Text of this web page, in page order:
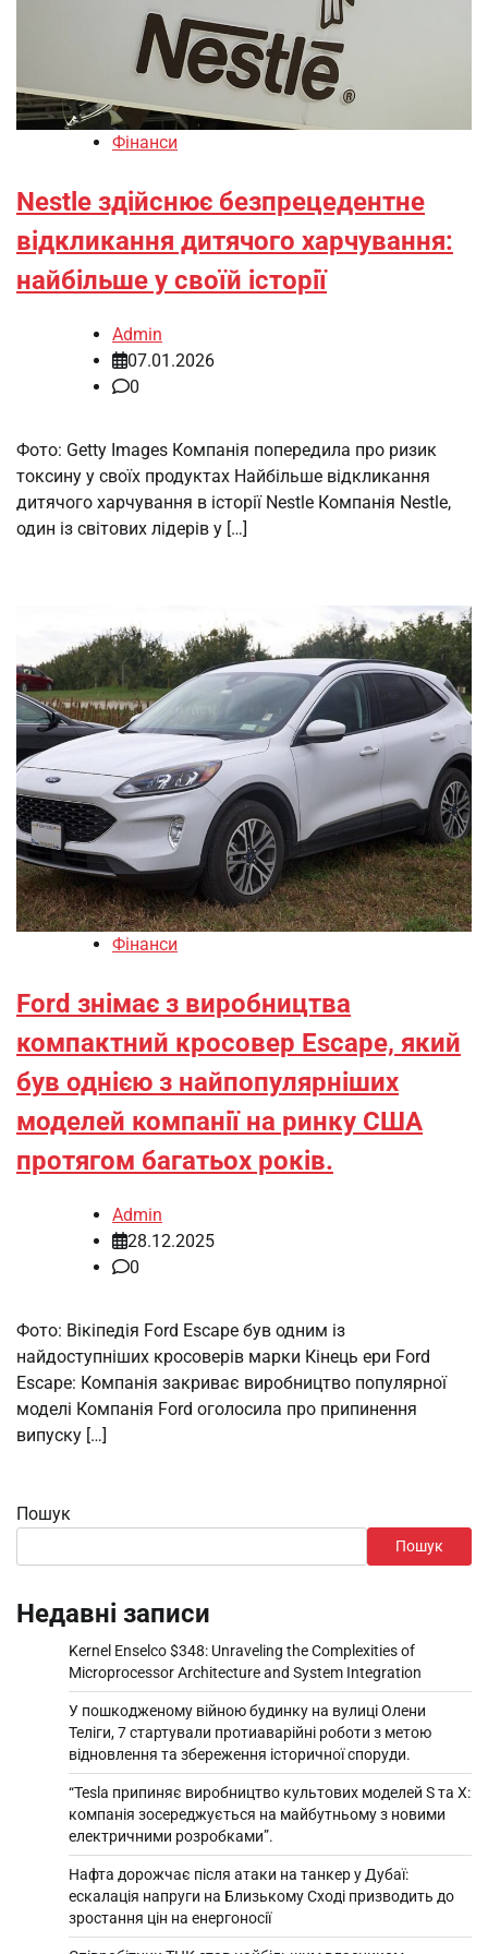
Фінанси
Nestle здійснює безпрецедентне
відкликання дитячого харчування:
найбільше у своїй історії
Admin
07.01.2026
0
Фото: Getty Images Компанія попередила про ризик
токсину у своїх продуктах Найбільше відкликання
дитячого харчування в історії Nestle Компанія Nestle,
один із світових лідерів у […]
Фінанси
Ford знімає з виробництва
компактний кросовер Escape, який
був однією з найпопулярніших
моделей компанії на ринку США
протягом багатьох років.
Admin
28.12.2025
0
Фото: Вікіпедія Ford Escape був одним із
найдоступніших кросоверів марки Кінець ери Ford
Escape: Компанія закриває виробництво популярної
моделі Компанія Ford оголосила про припинення
випуску […]
Пошук
Пошук
Недавні записи
Kernel Enselco $348: Unraveling the Complexities of
Microprocessor Architecture and System Integration
У пошкодженому війною будинку на вулиці Олени
Теліги, 7 стартували протиаварійні роботи з метою
відновлення та збереження історичної споруди.
“Tesla припиняє виробництво культових моделей S та X:
компанія зосереджується на майбутньому з новими
електричними розробками”.
Нафта дорожчає після атаки на танкер у Дубаї:
ескалація напруги на Близькому Сході призводить до
зростання цін на енергоносії